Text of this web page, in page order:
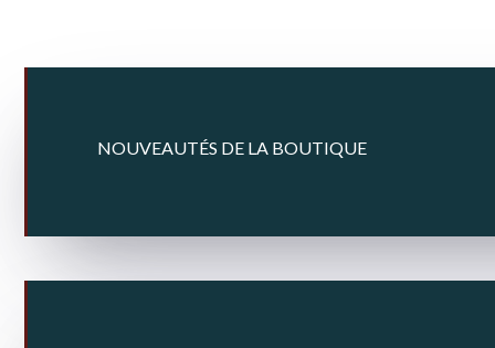
NOUVEAUTÉS DE LA BOUTIQUE